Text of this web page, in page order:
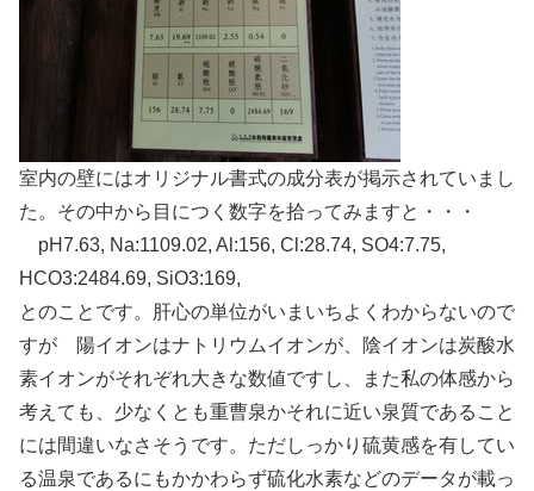
室内の壁にはオリジナル書式の成分表が掲示されていまし
た。その中から目につく数字を拾ってみますと・・・
pH7.63, Na:1109.02, Al:156, Cl:28.74, SO4:7.75,
HCO3:2484.69, SiO3:169,
とのことです。肝心の単位がいまいちよくわからないので
すが 陽イオンはナトリウムイオンが、陰イオンは炭酸水
素イオンがそれぞれ大きな数値ですし、また私の体感から
考えても、少なくとも重曹泉かそれに近い泉質であること
には間違いなさそうです。ただしっかり硫黄感を有してい
る温泉であるにもかかわらず硫化水素などのデータが載っ